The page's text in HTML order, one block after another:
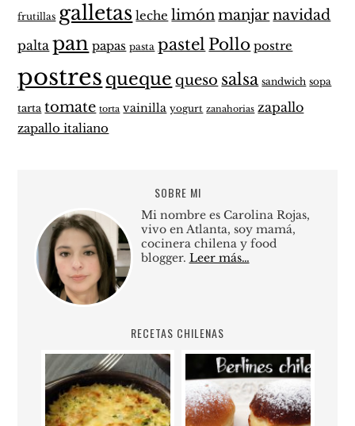
frutillas galletas leche limónmanjarnavidad
palta pan papas pasta pastel Pollo postre
postres queque queso salsa sandwich sopa
tarta tomate torta vainilla yogurt zanahorias zapallo
zapallo italiano
SOBRE MI
Mi nombre es Carolina Rojas,
vivo en Atlanta, soy mamá,
cocinera chilena y food
blogger. Leer más…
RECETAS CHILENAS